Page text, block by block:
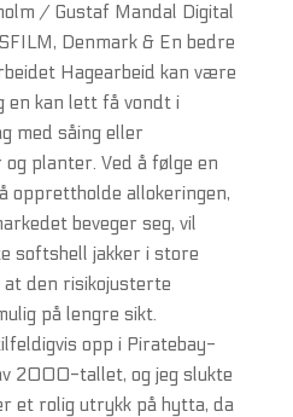
/ Gustaf Mandal Digital
Denmark & En bedre
Hagearbeid kan være
en kan lett få vondt i
med såing eller
planter. Ved å følge en
opprettholde allokeringen,
beveger seg, vil
softshell jakker i store
den risikojusterte
på lengre sikt.
opp i Piratebay-
2000-tallet, og jeg slukte
et rolig utrykk på hytta, da